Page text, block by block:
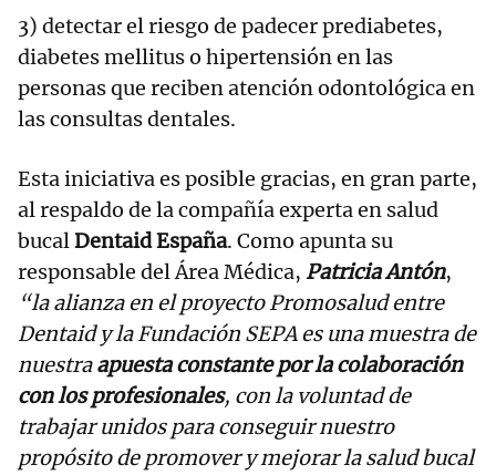
3) detectar el riesgo de padecer prediabetes,
diabetes mellitus o hipertensión en las
personas que reciben atención odontológica en
las consultas dentales.
Esta iniciativa es posible gracias, en gran parte,
al respaldo de la compañía experta en salud
bucalDentaid España. Como apunta su
responsable del Área Médica, Patricia Antón,
“la alianza en el proyecto Promosalud entre
Dentaid y la Fundación SEPA es una muestra de
nuestraapuesta constante por la colaboración
con los profesionales, con la voluntad de
trabajar unidos para conseguir nuestro
propósito de promover y mejorar la salud bucal